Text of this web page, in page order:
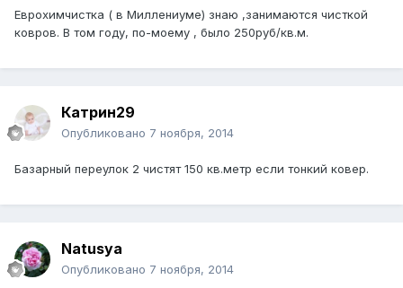
Еврохимчистка ( в Миллениуме) знаю ,занимаются чисткой
ковров. В том году, по-моему , было 250руб/кв.м.
Катрин29
Опубликовано 7 ноября, 2014
Базарный переулок 2 чистят 150 кв.метр если тонкий ковер.
Natusya
Опубликовано 7 ноября, 2014